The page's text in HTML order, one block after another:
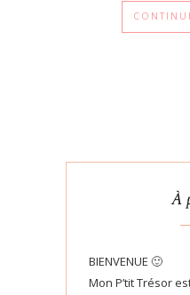
À
BIENVENUE 🙂
Mon P’tit Trésor